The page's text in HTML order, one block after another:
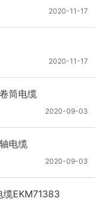
2020-11-17
2020-11-17
筒电缆
2020-09-03
电缆
2020-09-03
缆EKM71383